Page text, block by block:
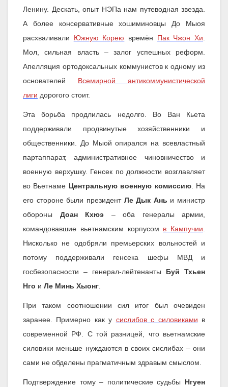
Ленину. Дескать, опыт НЭПа нам путеводная звезда.
А более консервативные хошиминовцы До Мыоя
расхваливали Южную Корею времён Пак Чжон Хи
Мол, сильная власть – залог успешных реформ.
Апелляция ортодоксальных коммунистов к одному из
основателей Всемирной антикоммунистической
лиги дорогого стоит.
Эта борьба продлилась недолго. Во Ван Кьета
поддерживали продвинутые хозяйственники и
общественники. До Мыой опирался на всевластный
партаппарат, административное чиновничество и
военную верхушку. Генсек по должности возглавляет
во Вьетнаме Центральную военную комиссию. На
его стороне были президент Ле Дык Ань и министр
обороны Доан Кхюэ – оба генералы армии,
командовавшие вьетнамским корпусом в Кампучии
Нисколько не одобряли премьерских вольностей и
потому поддерживали генсека шефы МВД и
госбезопасности – генерал-лейтенанты Буй Тхьен
Нго и Ле Минь Хыонг
При таком соотношении сил итог был очевиден
заранее. Примерно как у сислибов с силовиками в
современной РФ. С той разницей, что вьетнамские
силовики меньше нуждаются в своих сислибах – они
сами не обделены прагматичным здравым смыслом.
Подтверждение тому – политические судьбы Нгуен